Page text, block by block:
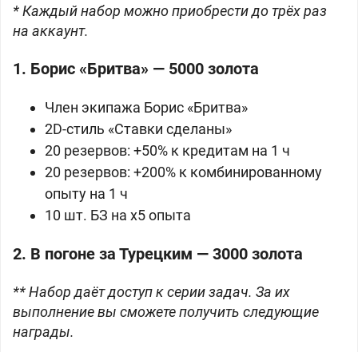
* Каждый набор можно приобрести до трёх раз
на аккаунт.
1. Борис «Бритва» — 5000 золота
Член экипажа Борис «Бритва»
2D-стиль «Ставки сделаны»
20 резервов: +50% к кредитам на 1 ч
20 резервов: +200% к комбинированному
опыту на 1 ч
10 шт. БЗ на x5 опыта
2. В погоне за Турецким — 3000 золота
** Набор даёт доступ к серии задач. За их
выполнение вы сможете получить следующие
награды.